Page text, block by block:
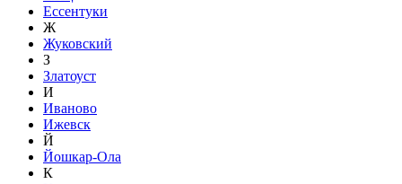
Ессентуки
Ж
Жуковский
З
Златоуст
И
Иваново
Ижевск
Й
Йошкар-Ола
К